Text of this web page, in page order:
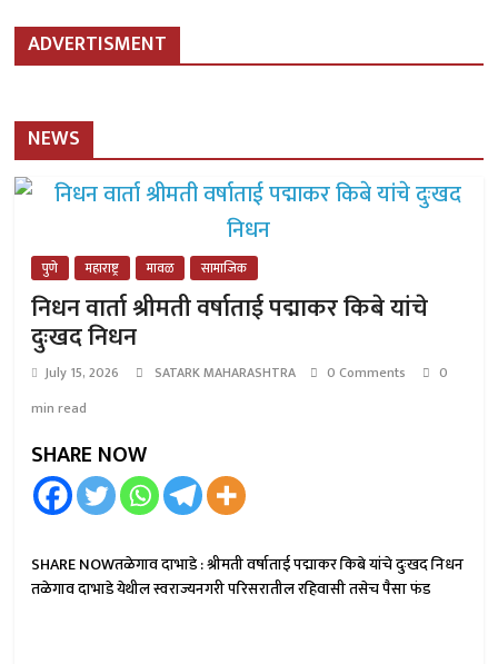
ADVERTISMENT
NEWS
पुणे महाराष्ट्र मावळ सामाजिक
निधन वार्ता श्रीमती वर्षाताई पद्माकर किबे यांचे
दुःखद निधन
July 15, 2026 SATARK MAHARASHTRA 0 Comments
0
min read
SHARE NOW
SHARE NOWतळेगाव दाभाडे : श्रीमती वर्षाताई पद्माकर किबे यांचे दुःखद निधन
तळेगाव दाभाडे येथील स्वराज्यनगरी परिसरातील रहिवासी तसेच पैसा फंड